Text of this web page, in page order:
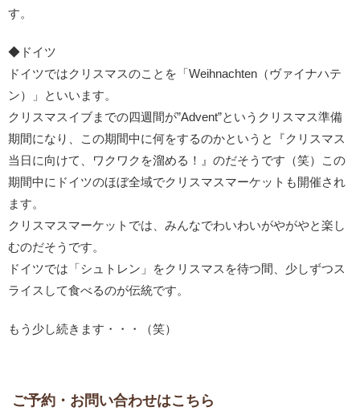
す。
◆ドイツ
ドイツではクリスマスのことを「Weihnachten（ヴァイナハテ
ン）」といいます。
クリスマスイブまでの四週間が”Advent”というクリスマス準備
期間になり、この期間中に何をするのかというと『クリスマス
当日に向けて、ワクワクを溜める！』のだそうです（笑）この
期間中にドイツのほぼ全域でクリスマスマーケットも開催され
ます。
クリスマスマーケットでは、みんなでわいわいがやがやと楽し
むのだそうです。
ドイツでは「シュトレン」をクリスマスを待つ間、少しずつス
ライスして食べるのが伝統です。
もう少し続きます・・・（笑）
ご予約・お問い合わせはこちら